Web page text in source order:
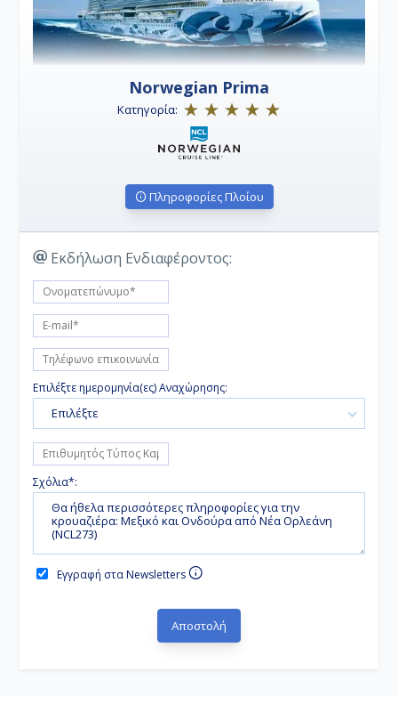
Norwegian Prima
Κατηγορία:
Πληροφορίες Πλοίου
Εκδήλωση Ενδιαφέροντος:
Επιλέξτε ημερομηνία(ες) Αναχώρησης:
Επιλέξτε
Σχόλια*:
Εγγραφή στα Newsletters